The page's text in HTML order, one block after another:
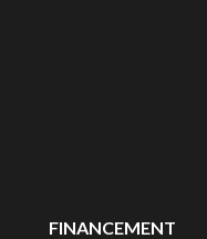
FINANCEMENT